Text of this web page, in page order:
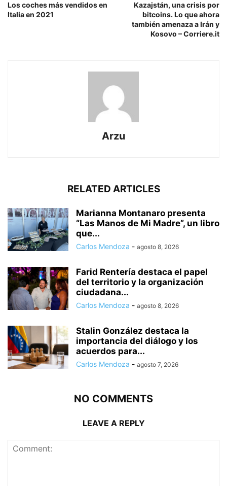
Los coches más vendidos en
Italia en 2021
Kazajstán, una crisis por
bitcoins. Lo que ahora
también amenaza a Irán y
Kosovo – Corriere.it
Arzu
RELATED ARTICLES
Marianna Montanaro presenta
“Las Manos de Mi Madre”, un libro
que...
Carlos Mendoza - agosto 8, 2026
Farid Rentería destaca el papel
del territorio y la organización
ciudadana...
Carlos Mendoza - agosto 8, 2026
Stalin González destaca la
importancia del diálogo y los
acuerdos para...
Carlos Mendoza - agosto 7, 2026
NO COMMENTS
LEAVE A REPLY